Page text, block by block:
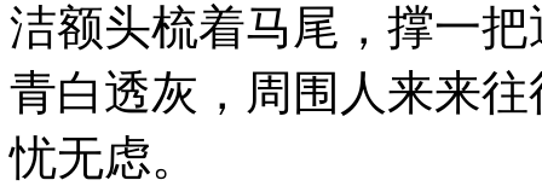
洁额头梳着马尾，撑一
青白透灰，周围人来来
忧无虑。